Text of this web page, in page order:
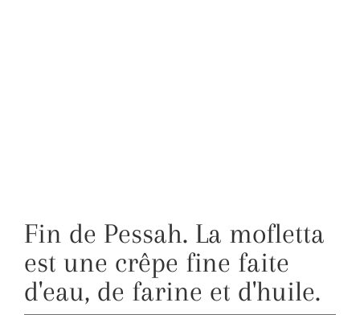
Fin de Pessah. La mofletta
est une crêpe fine faite
d'eau, de farine et d'huile.